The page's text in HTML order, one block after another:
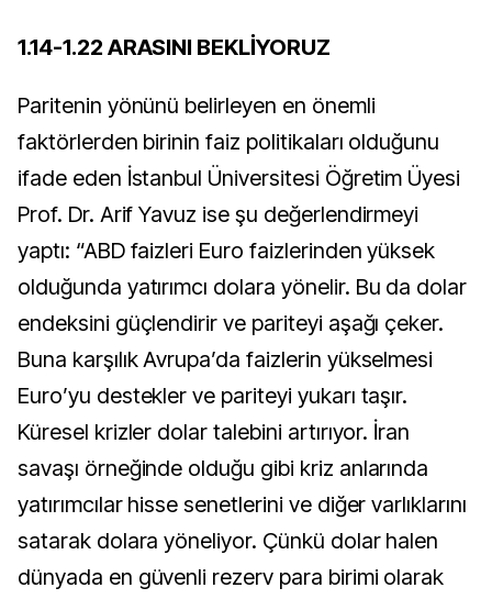
1.14-1.22 ARASINI BEKLİYORUZ
Paritenin yönünü belirleyen en önemli
faktörlerden birinin faiz politikaları olduğunu
ifade eden İstanbul Üniversitesi Öğretim Üyesi
Prof. Dr. Arif Yavuz ise şu değerlendirmeyi
yaptı: “ABD faizleri Euro faizlerinden yüksek
olduğunda yatırımcı dolara yönelir. Bu da dolar
endeksini güçlendirir ve pariteyi aşağı çeker.
Buna karşılık Avrupa’da faizlerin yükselmesi
Euro’yu destekler ve pariteyi yukarı taşır.
Küresel krizler dolar talebini artırıyor. İran
savaşı örneğinde olduğu gibi kriz anlarında
yatırımcılar hisse senetlerini ve diğer varlıklarını
satarak dolara yöneliyor. Çünkü dolar halen
dünyada en güvenli rezerv para birimi olarak